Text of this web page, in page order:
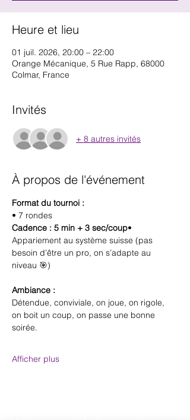
Heure et lieu
01 juil. 2026, 20:00 – 22:00
Orange Mécanique, 5 Rue Rapp, 68000
Colmar, France
Invités
+ 8 autres invités
À propos de l'événement
Format du tournoi :
• 7 rondes
Cadence : 5 min + 3 sec/coup•
Appariement au système suisse (pas
besoin d’être un pro, on s’adapte au
niveau 🎯)
Ambiance :
Détendue, conviviale, on joue, on rigole,
on boit un coup, on passe une bonne
soirée.
Afficher plus